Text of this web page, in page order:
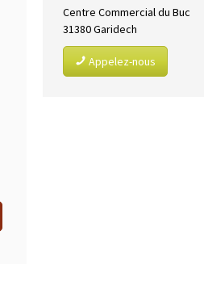
Centre Commercial du Buc
31380Garidech
Appelez-nous